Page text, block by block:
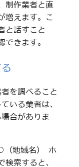
制作業者と直
増えます。こ
と話すこと
できます。
を調べること
いる業者は、
合がありま
地域名） ホ
検索すると、